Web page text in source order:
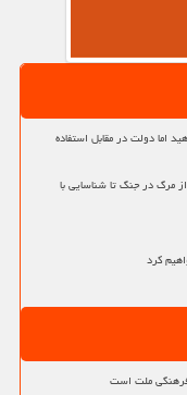
اما دولت در مقابل استفاده
مرگ در جنگ تا شناسایی با
کرد
فرهنگی ملت است